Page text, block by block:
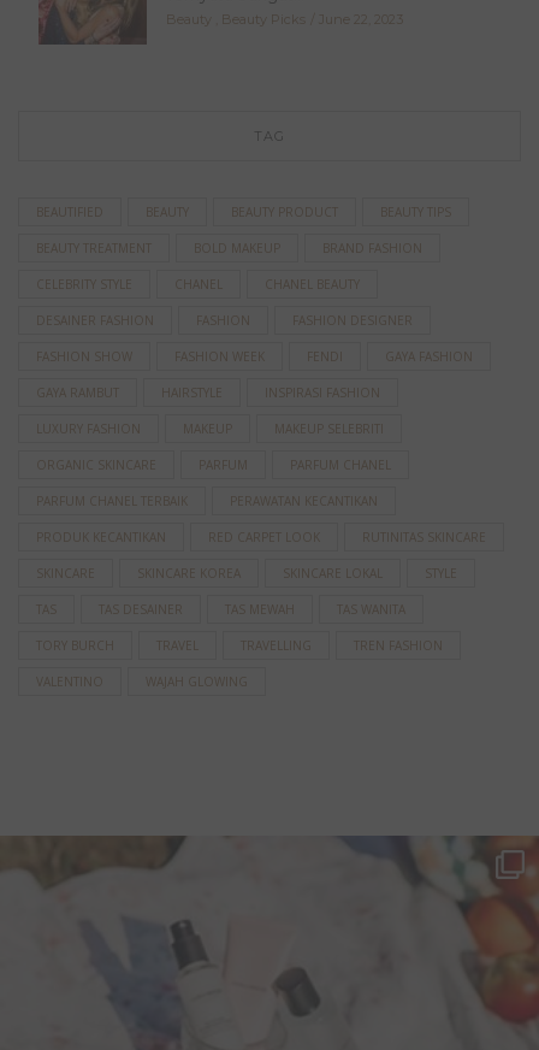
Beauty Beauty Picks June 22, 2023
TAG
BEAUTIFIED BEAUTY BEAUTY PRODUCT BEAUTY TIPS
BEAUTY TREATMENT BOLD MAKEUP BRAND FASHION
CELEBRITY STYLE CHANEL CHANEL BEAUTY
DESAINER FASHION FASHION FASHION DESIGNER
FASHION SHOW FASHION WEEK FENDI GAYA FASHION
GAYA RAMBUT HAIRSTYLE INSPIRASI FASHION
LUXURY FASHION MAKEUP MAKEUP SELEBRITI
ORGANIC SKINCARE PARFUM PARFUM CHANEL
PARFUM CHANEL TERBAIK PERAWATAN KECANTIKAN
PRODUK KECANTIKAN RED CARPET LOOK RUTINITAS SKINCARE
SKINCARE SKINCARE KOREA SKINCARE LOKAL STYLE
TAS TAS DESAINER TAS MEWAH TAS WANITA
TORY BURCH TRAVEL TRAVELLING TREN FASHION
VALENTINO WAJAH GLOWING